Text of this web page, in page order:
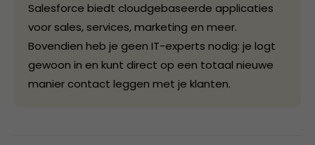
Salesforce biedt cloudgebaseerde applicaties
voor sales, services, marketing en meer.
Bovendien heb je geen IT-experts nodig: je logt
gewoon in en kunt direct op een totaal nieuwe
manier contact leggen met je klanten.